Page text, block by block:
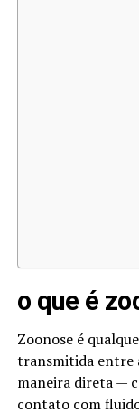
o que é
Zoonose é
transmitida entre
maneira direta —
contato com